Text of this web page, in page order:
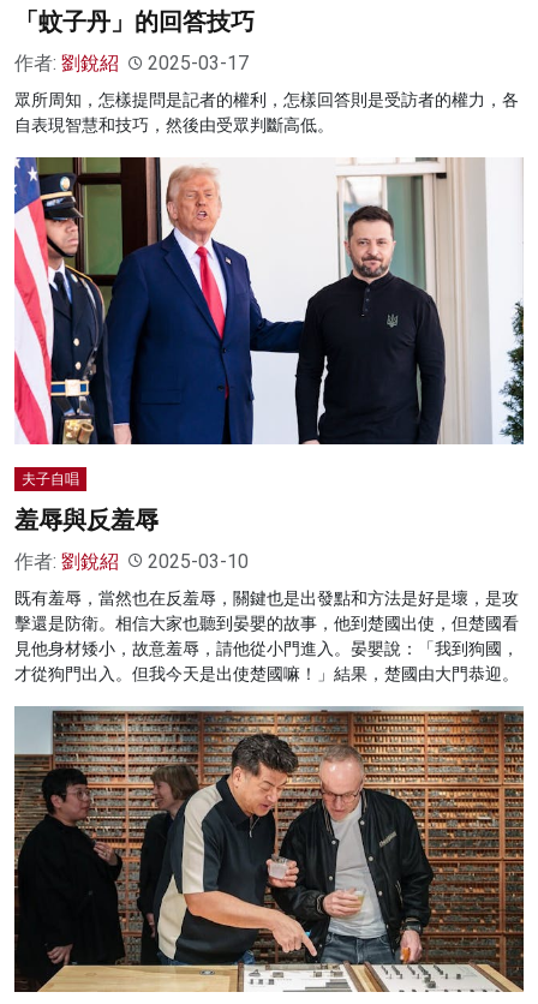
「蚊子丹」的回答技巧
作者: 劉銳紹 2025-03-17
眾所周知，怎樣提問是記者的權利，怎樣回答則是受訪者的權力，各
自表現智慧和技巧，然後由受眾判斷高低。
夫子自唱
羞辱與反羞辱
作者: 劉銳紹 2025-03-10
既有羞辱，當然也在反羞辱，關鍵也是出發點和方法是好是壞，是攻
擊還是防衛。相信大家也聽到晏嬰的故事，他到楚國出使，但楚國看
見他身材矮小，故意羞辱，請他從小門進入。晏嬰說：「我到狗國，
才從狗門出入。但我今天是出使楚國嘛！」結果，楚國由大門恭迎。